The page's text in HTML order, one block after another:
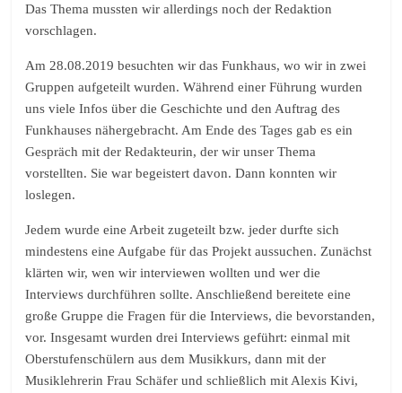
Das Thema mussten wir allerdings noch der Redaktion
vorschlagen.
Am 28.08.2019 besuchten wir das Funkhaus, wo wir in zwei
Gruppen aufgeteilt wurden. Während einer Führung wurden
uns viele Infos über die Geschichte und den Auftrag des
Funkhauses nähergebracht. Am Ende des Tages gab es ein
Gespräch mit der Redakteurin, der wir unser Thema
vorstellten. Sie war begeistert davon. Dann konnten wir
loslegen.
Jedem wurde eine Arbeit zugeteilt bzw. jeder durfte sich
mindestens eine Aufgabe für das Projekt aussuchen. Zunächst
klärten wir, wen wir interviewen wollten und wer die
Interviews durchführen sollte. Anschließend bereitete eine
große Gruppe die Fragen für die Interviews, die bevorstanden,
vor. Insgesamt wurden drei Interviews geführt: einmal mit
Oberstufenschülern aus dem Musikkurs, dann mit der
Musiklehrerin Frau Schäfer und schließlich mit Alexis Kivi,